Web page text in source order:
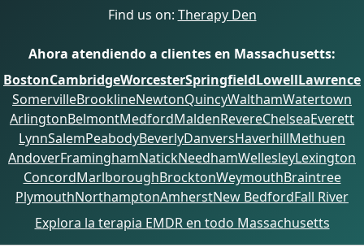
Find us on: Therapy Den
Ahora atendiendo a clientes en Massachusetts:
BostonCambridgeWorcesterSpringfieldLowellLawrence
SomervilleBrooklineNewtonQuincyWalthamWatertown
ArlingtonBelmontMedfordMaldenRevereChelseaEverett
LynnSalemPeabodyBeverlyDanversHaverhillMethuen
AndoverFraminghamNatickNeedhamWellesleyLexington
ConcordMarlboroughBrocktonWeymouthBraintree
PlymouthNorthamptonAmherstNew BedfordFall River
Explora la terapia EMDR en todo Massachusetts